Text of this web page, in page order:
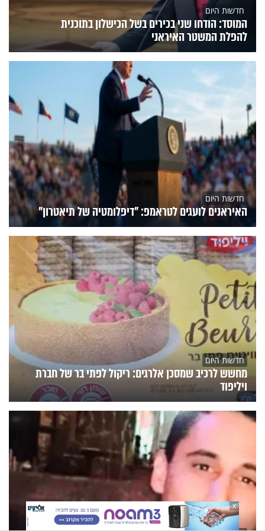
חדשות היום
המוסד: הודחו שני בכירים בשל הכישלון בתוכנית
להפלת המשטר האיראני
חדשות היום
האיראנים לועגים לטראמפ: "דיפלומטיה של תיאטרון"
חדשות היום
מחשש לרכיב שמסכן אלרגים: ריקול לפתי בר של חברת
ויליפוד
X